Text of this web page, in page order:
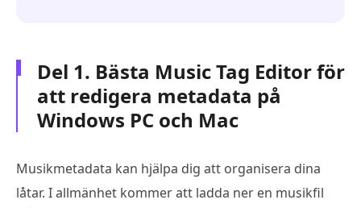
Del 1. Bästa Music Tag Editor för
att redigera metadata på
Windows PC och Mac
Musikmetadata kan hjälpa dig att organisera dina
låtar. I allmänhet kommer att ladda ner en musikfil